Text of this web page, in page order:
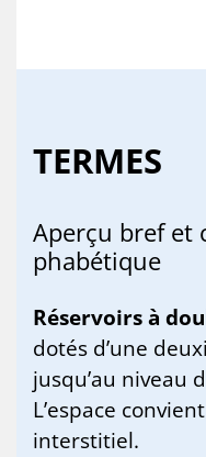
TERMES
Aper­çu bref et
pha­bé­tique
Réservoirs à
dotés d’une
jusqu’au niveau
L’espace
interstitiel.